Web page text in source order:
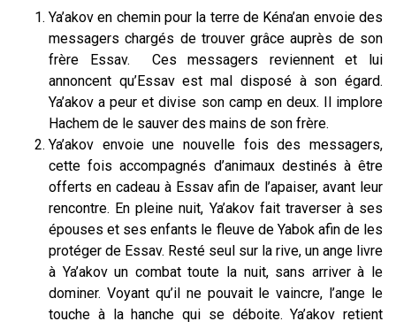
Ya’akov en chemin pour la terre de Kéna’an envoie des
messagers chargés de trouver grâce auprès de son
frère Essav. Ces messagers reviennent et lui
annoncent qu’Essav est mal disposé à son égard.
Ya’akov a peur et divise son camp en deux. Il implore
Hachem de le sauver des mains de son frère.
Ya’akov envoie une nouvelle fois des messagers,
cette fois accompagnés d’animaux destinés à être
offerts en cadeau à Essav afin de l’apaiser, avant leur
rencontre. En pleine nuit, Ya’akov fait traverser à ses
épouses et ses enfants le fleuve de Yabok afin de les
protéger de Essav. Resté seul sur la rive, un ange livre
à Ya’akov un combat toute la nuit, sans arriver à le
dominer. Voyant qu’il ne pouvait le vaincre, l’ange le
touche à la hanche qui se déboite. Ya’akov retient